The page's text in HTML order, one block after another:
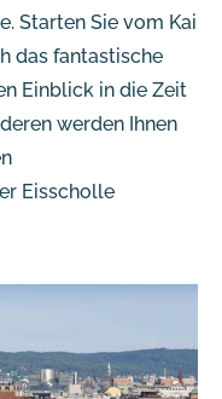
Starten Sie vom Kai
das fantastische
Einblick in die Zeit
werden Ihnen
Eisscholle